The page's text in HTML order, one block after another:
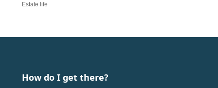
Estate life
How do I get there?